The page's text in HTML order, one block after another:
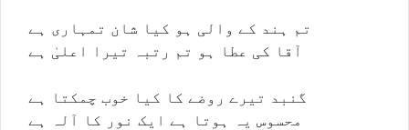
تم ہند کے والی ہو کیا شان تمہاری ہے
آقا کی عطا ہو تم رتبہ تیرا اعلیٰ ہے
گنبد تیرے روضے کا کیا خوب چمکتا ہے
محسوس یہ ہوتا ہے ایک نور کا آلہ ہے